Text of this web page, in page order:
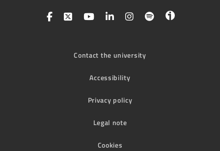
Contact the university
Accessibility
Privacy policy
Legal note
Cookies